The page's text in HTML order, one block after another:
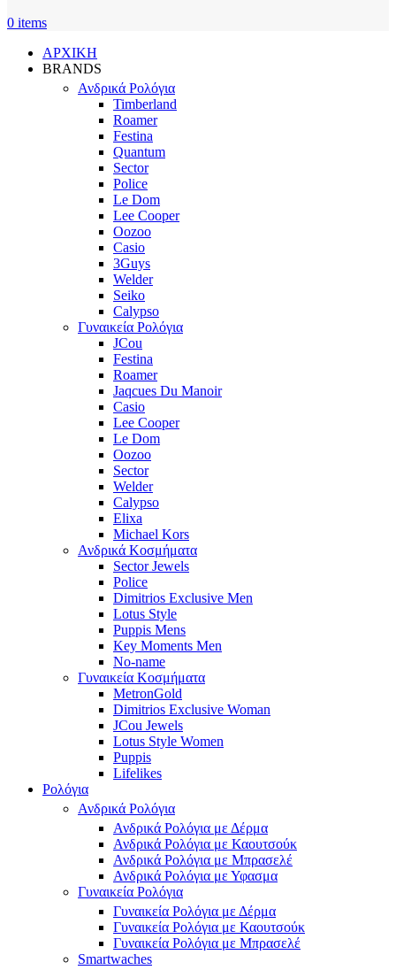
0 items
ΑΡΧΙΚΗ
BRANDS
Ανδρικά Ρολόγια
Timberland
Roamer
Festina
Quantum
Sector
Police
Le Dom
Lee Cooper
Oozoo
Casio
3Guys
Welder
Seiko
Calypso
Γυναικεία Ρολόγια
JCou
Festina
Roamer
Jaqcues Du Manoir
Casio
Lee Cooper
Le Dom
Oozoo
Sector
Welder
Calypso
Elixa
Michael Kors
Ανδρικά Κοσμήματα
Sector Jewels
Police
Dimitrios Exclusive Men
Lotus Style
Puppis Mens
Key Moments Men
No-name
Γυναικεία Κοσμήματα
MetronGold
Dimitrios Exclusive Woman
JCou Jewels
Lotus Style Women
Puppis
Lifelikes
Ρολόγια
Ανδρικά Ρολόγια
Ανδρικά Ρολόγια με Δέρμα
Ανδρικά Ρολόγια με Καουτσούκ
Ανδρικά Ρολόγια με Μπρασελέ
Ανδρικά Ρολόγια με Υφασμα
Γυναικεία Ρολόγια
Γυναικεία Ρολόγια με Δέρμα
Γυναικεία Ρολόγια με Καουτσούκ
Γυναικεία Ρολόγια με Μπρασελέ
Smartwaches